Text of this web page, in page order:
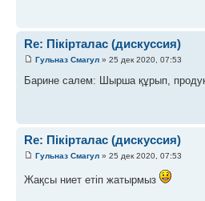
Re: Пікірталас (дискуссия)
Гульназ Смагул » 25 дек 2020, 07:53
Барине салем: Шырша құрып,
Re: Пікірталас (дискуссия)
Гульназ Смагул » 25 дек 2020, 07:53
Жақсы ниет етіп жатырмыз